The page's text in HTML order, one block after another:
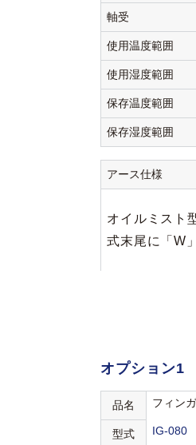
軸受
使用温度範囲
使用湿度範囲
保存温度範囲
保存湿度範囲
アース仕様
オイルミスト
式末尾に「W
オプション1
品名 フィン
型式 IG-080